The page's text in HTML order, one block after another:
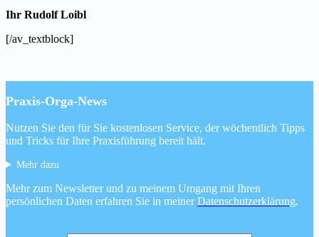
Ihr Rudolf Loibl
[/av_textblock]
Praxis-Orga-News
Nutzen Sie den für Sie kostenlosen Service, der wöchentlich Tipps
und Tricks für Ihre Praxisführung bereit hält.
Mehr dazu
Mehr zum Newsletter und zu meinem Umgang mit Ihren
persönlichen Daten erfahren Sie in meinerDatenschutzerklärung.